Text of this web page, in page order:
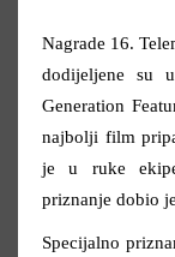
Nagrade 16.
dodijeljene su
Generation
najbolji film
je u ruke
priznanje dobio
Specijalno